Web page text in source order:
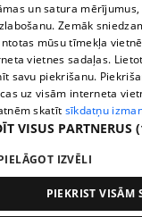
TВ-программа
Условия договора
360 Ziņu kontakti
Helio Media
Служба помощи
All rights reserved.
un satura
Zemāk
mūsu tīmekļa
vietnes sadaļas.
savu piekrišanu.
uz visām interneta
skatīt sīkdatņu
VISUS PARTNERUS
IZVĒLI
PIEKRIST VISĀM